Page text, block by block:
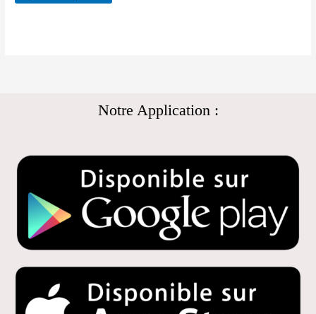
Notre Application :